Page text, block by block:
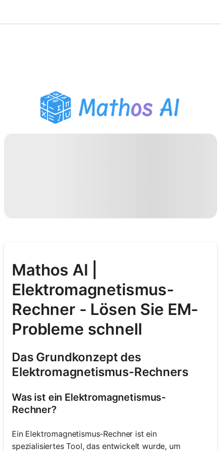
PDF Hausaufgaben-Helfer
Lernwerkzeuge
Mathos AI |
Elektromagnetismus-
Rechner - Lösen Sie EM-
Probleme schnell
Das Grundkonzept des
Elektromagnetismus-Rechners
Was ist ein Elektromagnetismus-
Rechner?
Ein Elektromagnetismus-Rechner ist ein
spezialisiertes Tool, das entwickelt wurde, um